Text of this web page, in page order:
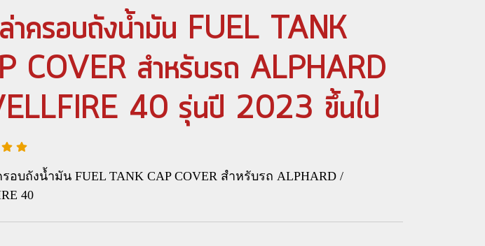
าครอบถังน้ำมัน FUEL TANK
COVER สำหรับรถ ALPHARD
40 รุ่นปี 2023 ขึ้นไป
อบถังน้ำมัน FUEL TANK CAP COVER สำหรับรถ ALPHARD /
40